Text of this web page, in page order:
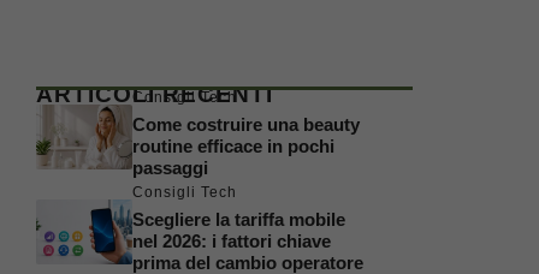
ARTICOLI RECENTI
Consigli Tech
Come costruire una beauty
routine efficace in pochi
passaggi
Consigli Tech
Scegliere la tariffa mobile
nel 2026: i fattori chiave
prima del cambio operatore